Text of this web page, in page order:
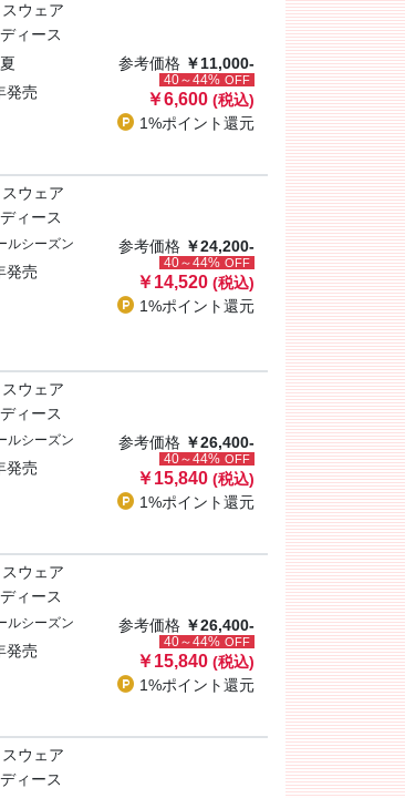
ウェア
ィース
発売
参考価格 ￥11,000-
40～44% OFF
￥6,600 (税込)
1%ポイント還元
ウェア
ィース
ルシーズン
発売
参考価格 ￥24,200-
40～44% OFF
￥14,520 (税込)
1%ポイント還元
ウェア
ィース
ルシーズン
発売
参考価格 ￥26,400-
40～44% OFF
￥15,840 (税込)
1%ポイント還元
ウェア
ィース
ルシーズン
発売
参考価格 ￥26,400-
40～44% OFF
￥15,840 (税込)
1%ポイント還元
ウェア
ィース